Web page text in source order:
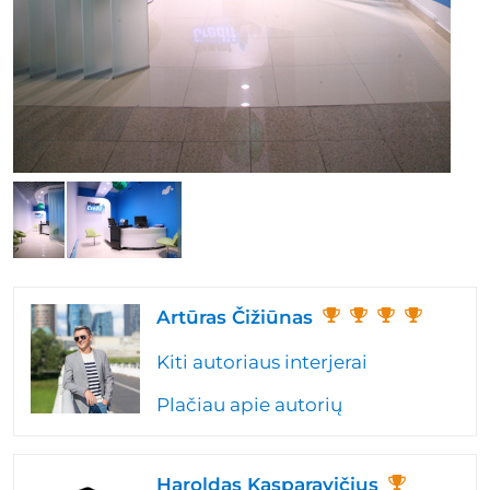
Artūras Čižiūnas
Kiti autoriaus interjerai
Plačiau apie autorių
Haroldas Kasparavičius